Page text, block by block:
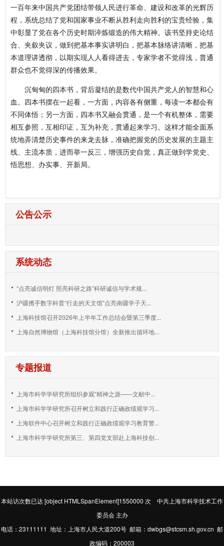
一百年来中国共产党团结带领人民进行革命、建设和改革的光辉历
程，系统总结了党和国家事业不断从胜利走向胜利的宝贵经验，集
中彰显了党在各个历史时期淬炼锻造的伟大精神。该书坚持史论结
合、夹叙夹议，做到把基本事实讲明白，把基本脉络讲清晰，把基
本道理讲透彻，以期实现人人看得进去，专家学者不觉得浅，普通
群众也不觉得深的传播效果。
沉甸甸的四本书，背后凝结的是数代中国共产党人的智慧和心
血。四本书摆在一起看，一方面，内容各有侧重，每读一本都会有
不同体悟；另一方面，四本书又融会贯通，是一个有机整体，需要
相互参照，互相印证，互为补充，贯通起来学习。这样才能全面系
统地弄清楚历史事件的来龙去脉，准确把握党的历史发展的主题主
线、主流本质，进而举一反三，增强历史自觉，真正做到学党史、
悟思想、办实事、开新局。
公告公示
系统动态
“点亮诚信明灯 照亮科研之路”科研诚信与学术规...
沪疆携手数字科普“行走的天文馆”点亮南疆学子天...
上海科技馆召开2026年上半年工作总结会暨第三季度...
上海自然博物馆（上海科技馆分馆）全新推出循环地...
专题报道
上海市科学学研究所组织参观“精神之源——文献中...
上海市科学学研究所召开树立和践行正确政绩观学习...
上海软件中心召开树立和践行正确政绩观学习教育警...
上海市科学学研究所第三、第四党支部赴上海科技创...
本站访次数已达[object HTMLSpanElement]1550000 次 中共上海市科学技术工作
委员会 主办
电话：23111111 地址：上海市人民大道200号 邮箱：dwbgs@stcsm.sh.gov.cn 邮
政编码：200003